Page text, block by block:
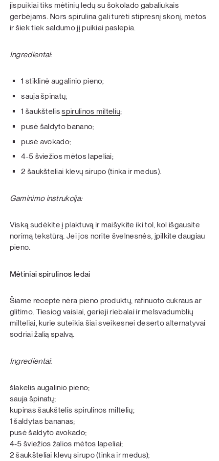
jispuikiai tiks mėtinių ledų su šokolado gabaliukais
gerbėjams. Nors spirulina gali turėti stipresnį skonį, mėtos
ir šiek tiek saldumo jį puikiai paslepia.
Ingredientai:
1 stiklinė augalinio pieno;
sauja špinatų;
1 šaukštelisspirulinos miltelių;
pusė šaldyto banano;
pusė avokado;
4-5 šviežios mėtos lapeliai;
2 šaukšteliai klevų sirupo (tinka ir medus).
Gaminimo instrukcija:
Viską sudėkite į plaktuvą ir maišykite iki tol, kol išgausite
norimą tekstūrą. Jei jos norite švelnesnės, įpilkite daugiau
pieno.
Mėtiniai spirulinos ledai
Šiame recepte nėra pieno produktų, rafinuoto cukraus ar
glitimo. Tiesiog vaisiai, gerieji riebalai ir melsvadumblių
milteliai, kurie suteikia šiai sveikesnei deserto alternatyvai
sodriai žalią spalvą.
Ingredientai:
šlakelis augalinio pieno;
sauja špinatų;
kupinas šaukštelis spirulinos miltelių;
1 šaldytas bananas;
pusė šaldyto avokado;
4-5 šviežios žalios mėtos lapeliai;
2 šaukšteliai klevų sirupo (tinka ir medus);